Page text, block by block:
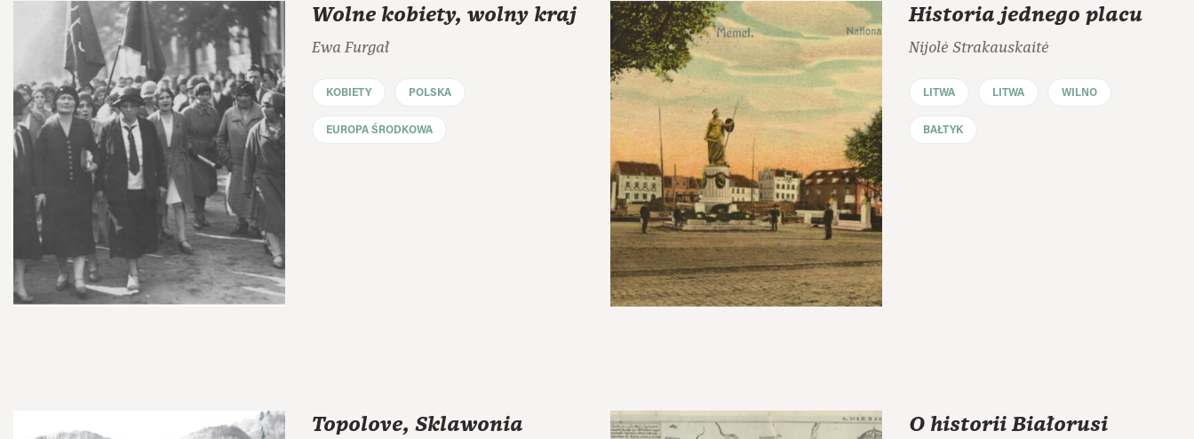
Wolne kobiety, wolny kraj
Ewa Furgał
KOBIETY POLSKA
EUROPA ŚRODKOWA
Historia jednego placu
Nijolė Strakauskaitė
LITWA LITWA WILNO
BAŁTYK
Topolove, Sklawonia O historii Białorusi